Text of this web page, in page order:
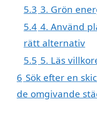
5.3 3. Grön
5.4 4. Använd
rätt alternativ
5.5 5. Läs
6 Sök efter en
de omgivande